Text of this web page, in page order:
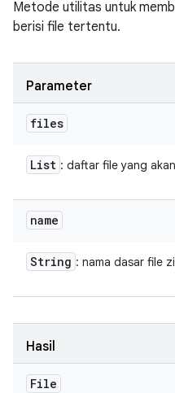
Metode utilitas untuk
berisi file tertentu.
Parameter
files
List : daftar file yang
name
String : nama dasar file
Hasil
File